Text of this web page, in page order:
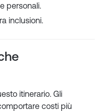
personali.
inclusioni.
itinerario. Gli
costi più